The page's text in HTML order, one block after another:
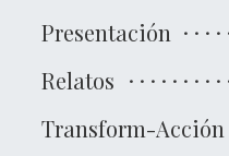
Presentación
Relatos
Transform-Acción